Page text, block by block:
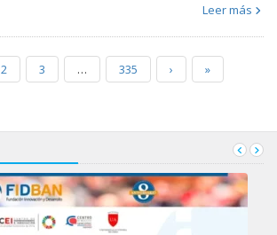
Leer más
2 3 … 335 › »